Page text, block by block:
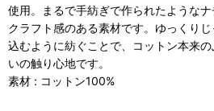
使用。まるで手紡ぎで作られたようなナ
クラフト感のある素材です。ゆっくり
込むように紡ぐことで、コットン本来
いの触り心地です。
素材 : コットン100%